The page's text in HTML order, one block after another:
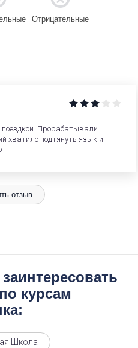
Отрицательные
Прорабатывали
хватило подтянуть язык и
отзыв
курсам
Школа